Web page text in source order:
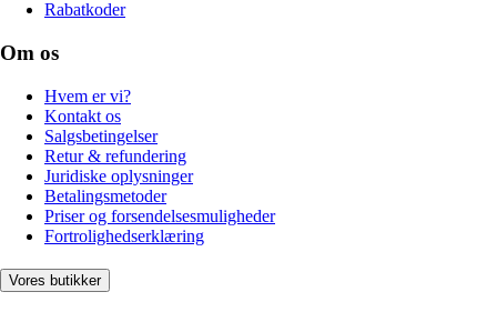
Rabatkoder
Om os
Hvem er vi?
Kontakt os
Salgsbetingelser
Retur & refundering
Juridiske oplysninger
Betalingsmetoder
Priser og forsendelsesmuligheder
Fortrolighedserklæring
Vores butikker